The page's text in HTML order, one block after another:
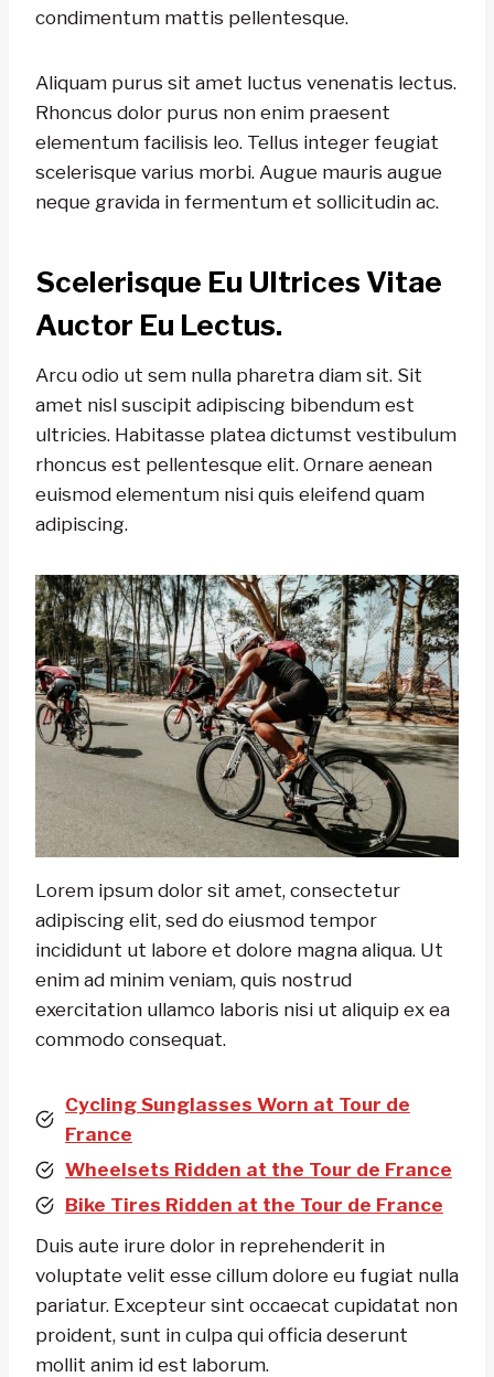
condimentum mattis pellentesque.
Aliquam purus sit amet luctus venenatis lectus.
Rhoncus dolor purus non enim praesent
elementum facilisis leo. Tellus integer feugiat
scelerisque varius morbi. Augue mauris augue
neque gravida in fermentum et sollicitudin ac.
Scelerisque Eu Ultrices Vitae
Auctor Eu Lectus.
Arcu odio ut sem nulla pharetra diam sit. Sit
amet nisl suscipit adipiscing bibendum est
ultricies. Habitasse platea dictumst vestibulum
rhoncus est pellentesque elit. Ornare aenean
euismod elementum nisi quis eleifend quam
adipiscing.
Lorem ipsum dolor sit amet, consectetur
adipiscing elit, sed do eiusmod tempor
incididunt ut labore et dolore magna aliqua. Ut
enim ad minim veniam, quis nostrud
exercitation ullamco laboris nisi ut aliquip ex ea
commodo consequat.
Cycling Sunglasses Worn at Tour de
France
Wheelsets Ridden at the Tour de France
Bike Tires Ridden at the Tour de France
Duis aute irure dolor in reprehenderit in
voluptate velit esse cillum dolore eu fugiat nulla
pariatur. Excepteur sint occaecat cupidatat non
proident, sunt in culpa qui officia deserunt
mollit anim id est laborum.